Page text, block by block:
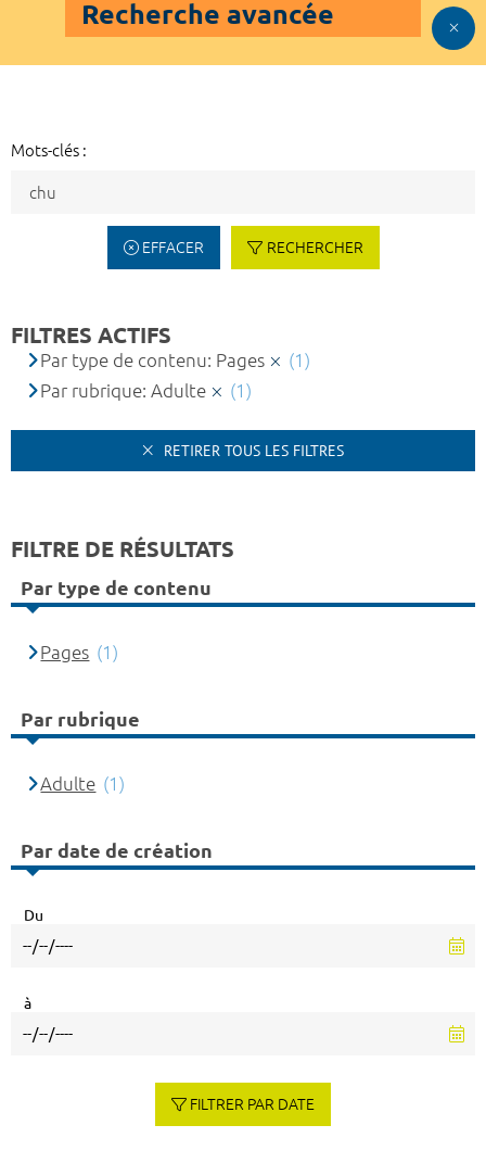
Recherche avancée
Mots-clés :
EFFACER RECHERCHER
FILTRES ACTIFS
Par type de contenu: Pages
(1)
Par rubrique: Adulte
(1)
RETIRER TOUS LES FILTRES
FILTRE DE RÉSULTATS
Par type de contenu
Pages (1)
Par rubrique
Adulte (1)
Par date de création
Du
à
FILTRER PAR DATE